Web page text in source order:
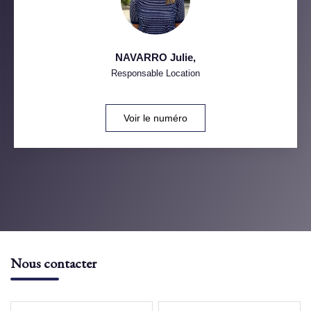
NAVARRO Julie,
Responsable Location
Voir le numéro
Nous contacter